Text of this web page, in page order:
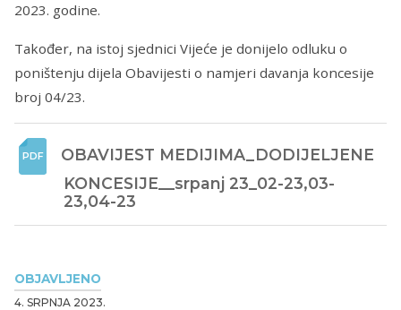
OBJAVLJENO
4. SRPNJA 2023.
2023. godine.
Također, na istoj sjednici Vijeće je donijelo odluku o
poništenju dijela Obavijesti o namjeri davanja koncesije
broj 04/23.
OBAVIJEST MEDIJIMA_DODIJELJENE
KONCESIJE__srpanj 23_02-23,03-
23,04-23